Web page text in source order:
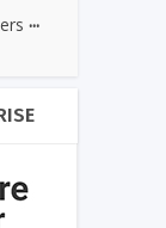
...